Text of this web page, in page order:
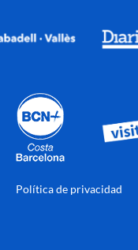
Política de privacidad